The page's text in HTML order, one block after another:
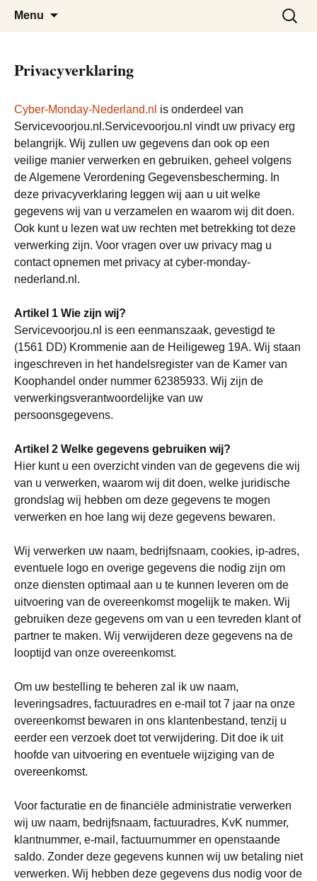
Cyber Monday Nederland
De beste Nederlandse Cyber Monday
Deals bij elkaar
Menu
Zoeken
naar:
Privacyverklaring
Cyber-Monday-Nederland.nl is onderdeel van
Servicevoorjou.nl.Servicevoorjou.nl vindt uw privacy erg
belangrijk. Wij zullen uw gegevens dan ook op een
veilige manier verwerken en gebruiken, geheel volgens
de Algemene Verordening Gegevensbescherming. In
deze privacyverklaring leggen wij aan u uit welke
gegevens wij van u verzamelen en waarom wij dit doen.
Ook kunt u lezen wat uw rechten met betrekking tot deze
verwerking zijn. Voor vragen over uw privacy mag u
contact opnemen met privacy at cyber-monday-
nederland.nl.
Artikel 1 Wie zijn wij?
Servicevoorjou.nl is een eenmanszaak, gevestigd te
(1561 DD) Krommenie aan de Heiligeweg 19A. Wij staan
ingeschreven in het handelsregister van de Kamer van
Koophandel onder nummer 62385933. Wij zijn de
verwerkingsverantwoordelijke van uw
persoonsgegevens.
Artikel 2 Welke gegevens gebruiken wij?
Hier kunt u een overzicht vinden van de gegevens die wij
van u verwerken, waarom wij dit doen, welke juridische
grondslag wij hebben om deze gegevens te mogen
verwerken en hoe lang wij deze gegevens bewaren.
Wij verwerken uw naam, bedrijfsnaam, cookies, ip-adres,
eventuele logo en overige gegevens die nodig zijn om
onze diensten optimaal aan u te kunnen leveren om de
uitvoering van de overeenkomst mogelijk te maken. Wij
gebruiken deze gegevens om van u een tevreden klant of
partner te maken. Wij verwijderen deze gegevens na de
looptijd van onze overeenkomst.
Om uw bestelling te beheren zal ik uw naam,
leveringsadres, factuuradres en e-mail tot 7 jaar na onze
overeenkomst bewaren in ons klantenbestand, tenzij u
eerder een verzoek doet tot verwijdering. Dit doe ik uit
hoofde van uitvoering en eventuele wijziging van de
overeenkomst.
Voor facturatie en de financiële administratie verwerken
wij uw naam, bedrijfsnaam, factuuradres, KvK nummer,
klantnummer, e-mail, factuurnummer en openstaande
saldo. Zonder deze gegevens kunnen wij uw betaling niet
verwerken. Wij hebben deze gegevens dus nodig voor de